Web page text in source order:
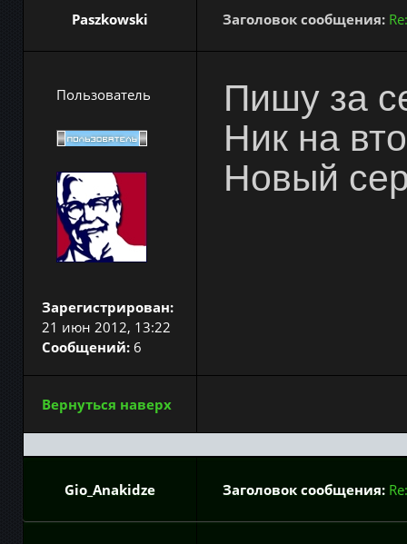
Paszkowski Заголовок сообщения:
Пользователь
Зарегистрирован:
21 июн 2012, 13:22
Сообщений: 6
Пишу за
Ник на
Новый
Вернуться наверх
Gio_Anakidze Заголовок сообщения: